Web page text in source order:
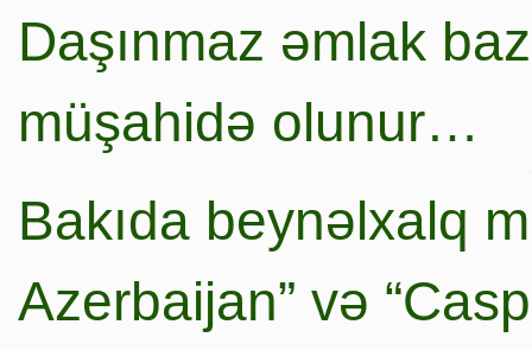
Daşınmaz əmlak
müşahidə olunur…
Bakıda beynəlxalq
Azerbaijan” və